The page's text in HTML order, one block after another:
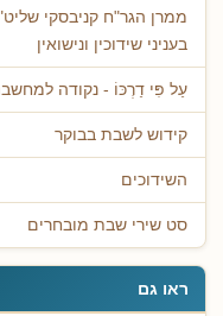
ממרן הגר"ח קניבסקי
בעניני שידוכין ונישואין
עַל פִּי דַרְכּוֹ - נקודה
קידוש לשבת בבוקר
השידוכים
סט שירי שבת מובחרים
ראו גם